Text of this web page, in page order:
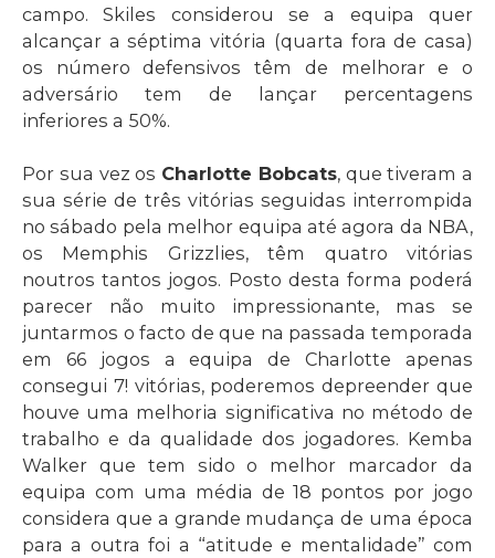
campo. Skiles considerou se a equipa quer
alcançar a séptima vitória (quarta fora de casa)
os número defensivos têm de melhorar e o
adversário tem de lançar percentagens
inferiores a 50%.
Por sua vez os Charlotte Bobcats, que tiveram a
sua série de três vitórias seguidas interrompida
no sábado pela melhor equipa até agora da NBA,
os Memphis Grizzlies, têm quatro vitórias
noutros tantos jogos. Posto desta forma poderá
parecer não muito impressionante, mas se
juntarmos o facto de que na passada temporada
em 66 jogos a equipa de Charlotte apenas
consegui 7! vitórias, poderemos depreender que
houve uma melhoria significativa no método de
trabalho e da qualidade dos jogadores. Kemba
Walker que tem sido o melhor marcador da
equipa com uma média de 18 pontos por jogo
considera que a grande mudança de uma época
para a outra foi a “atitude e mentalidade” com